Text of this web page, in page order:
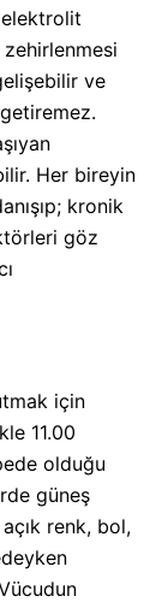
ve
Her bireyin
kronik
göz
için
11.00
olduğu
güneş
açık renk, bol,